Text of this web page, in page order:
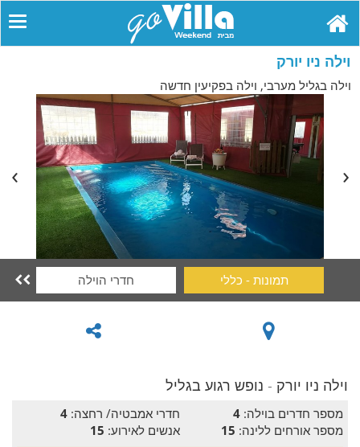
וילה ניו יורק
וילה בגליל מערבי, וילה בפקיעין חדשה
תמונות - כללי חדרי הוילה 
וילה ניו יורק - נופש רגוע בגליל
מספר חדרים בוילה: 4 חדרי אמבטיה/ רחצה: 4
מספר אורחים ללינה: 15 אנשים לאירוע: 15